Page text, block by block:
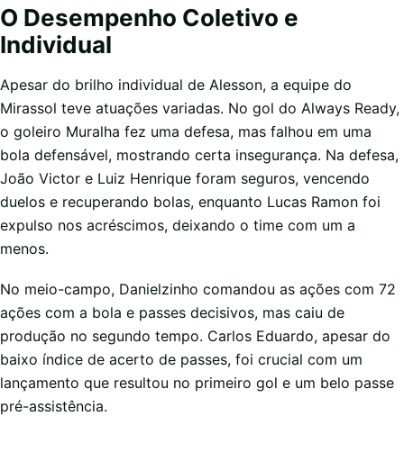
O Desempenho Coletivo e
Individual
Apesar do brilho individual de Alesson, a equipe do
Mirassol teve atuações variadas. No gol do Always Ready,
o goleiro Muralha fez uma defesa, mas falhou em uma
bola defensável, mostrando certa insegurança. Na defesa,
João Victor e Luiz Henrique foram seguros, vencendo
duelos e recuperando bolas, enquanto Lucas Ramon foi
expulso nos acréscimos, deixando o time com um a
menos.
No meio-campo, Danielzinho comandou as ações com 72
ações com a bola e passes decisivos, mas caiu de
produção no segundo tempo. Carlos Eduardo, apesar do
baixo índice de acerto de passes, foi crucial com um
lançamento que resultou no primeiro gol e um belo passe
pré-assistência.